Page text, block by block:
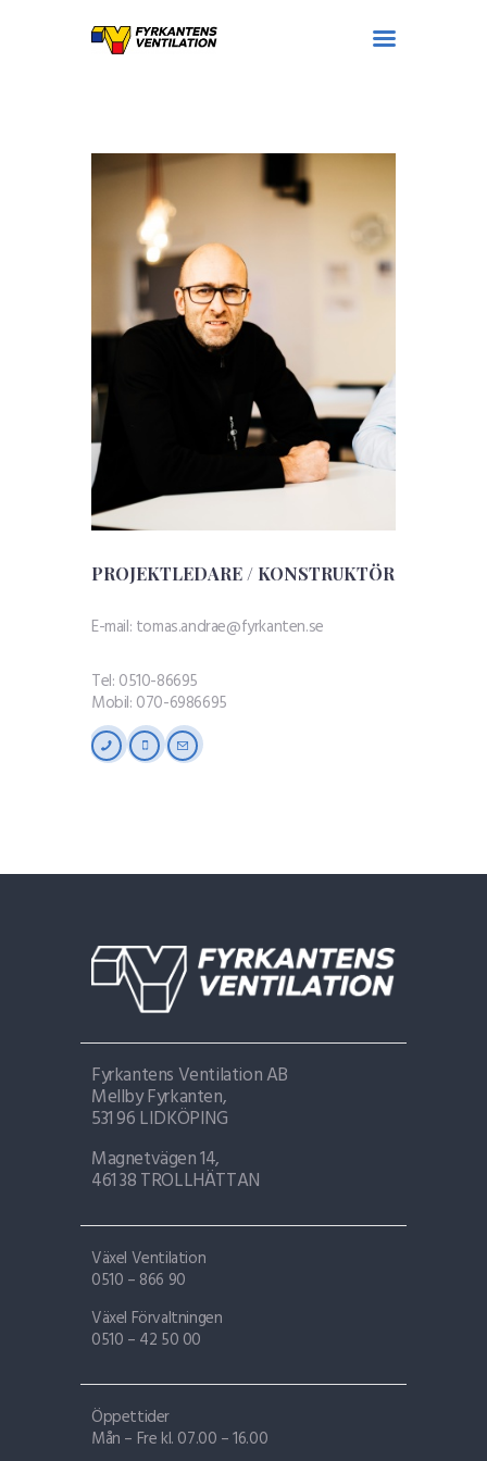
Tjänster
Referenser
Personal
Om företaget
Kontakt
PROJEKTLEDARE / KONSTRUKTÖR
E-mail: tomas.andrae@fyrkanten.se
Tel: 0510-86695
Mobil: 070-6986695
phone mobileemail
Fyrkantens Ventilation AB
Mellby Fyrkanten,
531 96 LIDKÖPING
Magnetvägen 14,
461 38 TROLLHÄTTAN
Växel Ventilation
0510 – 866 90
Växel Förvaltningen
0510 – 42 50 00
Öppettider
Mån – Fre kl. 07.00 – 16.00